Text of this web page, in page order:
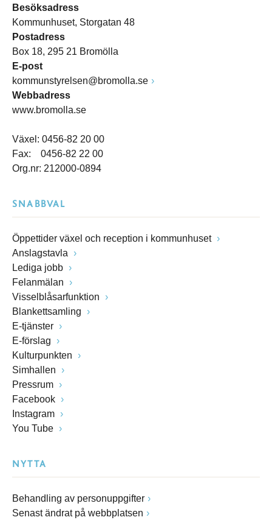
Besöksadress
Kommunhuset, Storgatan 48
Postadress
Box 18, 295 21 Bromölla
E-post
kommunstyrelsen@bromolla.se
Webbadress
www.bromolla.se
Växel: 0456-82 20 00
Fax: 0456-82 22 00
Org.nr: 212000-0894
SNABBVAL
Öppettider växel och reception i kommunhuset
Anslagstavla
Lediga jobb
Felanmälan
Visselblåsarfunktion
Blankettsamling
E-tjänster
E-förslag
Kulturpunkten
Simhallen
Pressrum
Facebook
Instagram
You Tube
NYTTA
Behandling av personuppgifter
Senast ändrat på webbplatsen